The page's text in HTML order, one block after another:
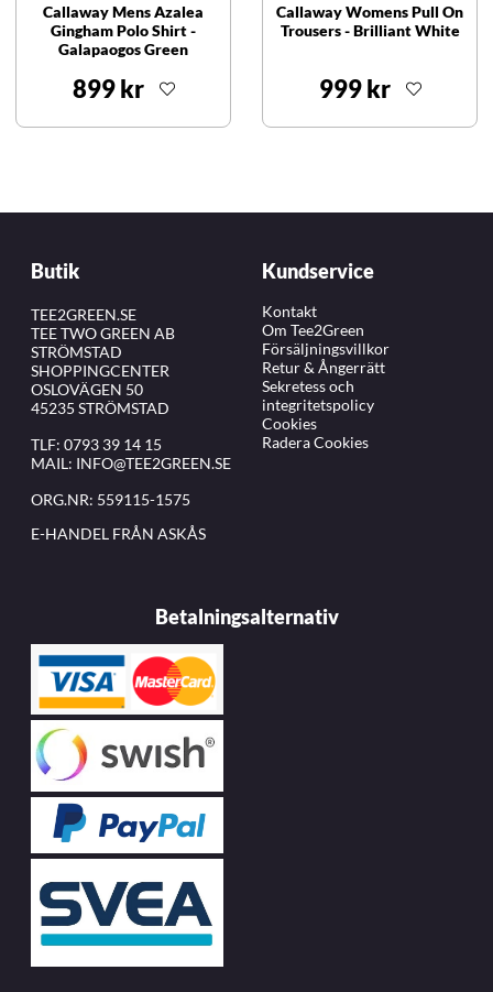
Callaway Mens Azalea
Gingham Polo Shirt -
Galapaogos Green
899 kr
Callaway Womens Pull On
Trousers - Brilliant White
999 kr
Butik
TEE2GREEN.SE
TEE TWO GREEN AB
STRÖMSTAD
SHOPPINGCENTER
OSLOVÄGEN 50
45235 STRÖMSTAD
TLF: 0793 39 14 15
MAIL: INFO@TEE2GREEN.SE
ORG.NR: 559115-1575
E-HANDEL FRÅN ASKÅS
Kundservice
Kontakt
Om Tee2Green
Försäljningsvillkor
Retur & Ångerrätt
Sekretess och
integritetspolicy
Cookies
Radera Cookies
Betalningsalternativ